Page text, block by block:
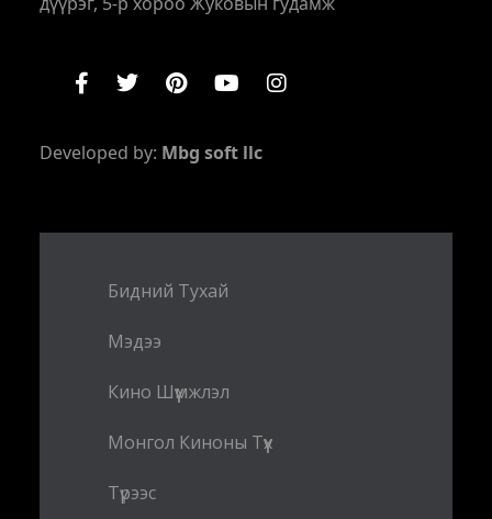
Developed by: Mbg soft llc
Бидний Тухай
Мэдээ
Кино Шүүмжлэл
Монгол Киноны Түүх
Түрээс